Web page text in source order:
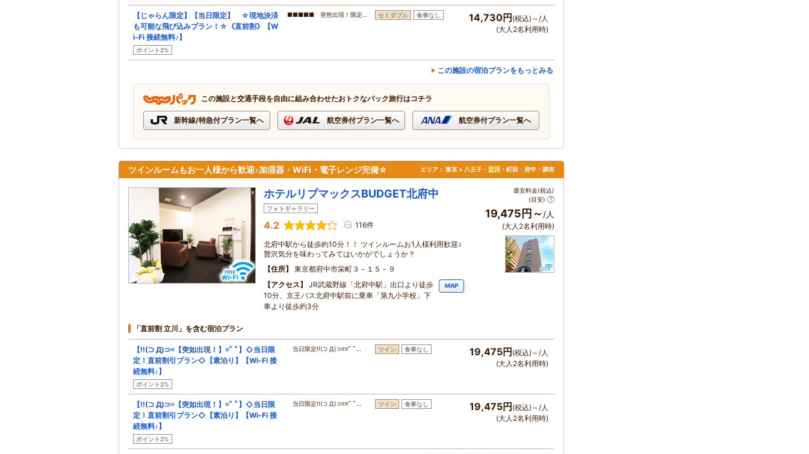
【じゃらん限定】【当日限定】 ☆現地決済
も可能な飛び込みプラン！☆《直前割》【W
i-Fi 接続無料♪】
ポイント2%
■■■■■ 突然出現！限定… セミダブル 食事なし 14,730円 (税込)～/人
(大人2名利用時)
この施設の宿泊プランをもっとみる
この施設と交通手段を自由に組み合わせたおトクなパック旅行はコチラ
新幹線/特急付プラン一覧へ 航空券付プラン一覧へ 航空券付プラン一覧へ
ツインルームもお一人様から歓迎♪加湿器・WiFi・電子レンジ完備☆ エリア： 東京 > 八王子・ 立川 ・町田・府中・調布
ホテルリブマックスBUDGET北府中
フォトギャラリー
4.2 116件
北府中駅から徒歩約10分！！ ツインルームお1人様利用歓迎♪
贅沢気分を味わってみてはいかがでしょうか？
住所
東京都府中市栄町３－１５－９
アクセス
JR武蔵野線「北府中駅」出口より徒歩
10分、京王バス北府中駅前に乗車「第九小学校」下
車より徒歩約3分
MAP
最安料金(税込)
(目安)
19,475円～ /人
(大人2名利用時)
「直前割 立川」を含む宿泊プラン
【!!(⊃ Д)⊃≡【突如出現！】≡ﾟ ﾟ】◇当日限
定！直前割引プラン◇【素泊り】【Wi-Fi 接
続無料♪】
ポイント2%
当日限定!!(⊃ Д)⊃≡≡ﾟ ﾟ… ツイン 食事なし 19,475円 (税込)～/人
(大人2名利用時)
【!!(⊃ Д)⊃≡【突如出現！】≡ﾟ ﾟ】◇当日限
定！直前割引プラン◇【素泊り】【Wi-Fi 接
続無料♪】
ポイント2%
当日限定!!(⊃ Д)⊃≡≡ﾟ ﾟ… ツイン 食事なし 19,475円 (税込)～/人
(大人2名利用時)